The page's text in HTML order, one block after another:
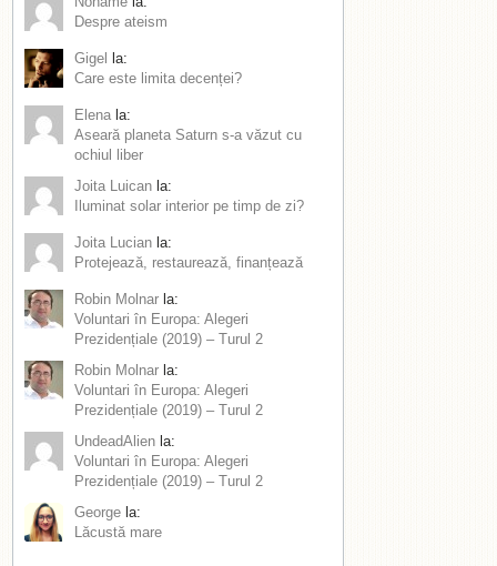
Despre ateism
Gigel
la:
Care este limita decenței?
Elena la:
Aseară planeta Saturn s-a văzut cu
ochiul liber
Joita Luican la:
Iluminat solar interior pe timp de zi?
Joita Lucian la:
Protejează, restaurează, finanțează
Robin Molnar la:
Voluntari în Europa: Alegeri
Prezidențiale (2019) – Turul 2
Robin Molnar la:
Voluntari în Europa: Alegeri
Prezidențiale (2019) – Turul 2
UndeadAlien la:
Voluntari în Europa: Alegeri
Prezidențiale (2019) – Turul 2
George la:
Lăcustă mare